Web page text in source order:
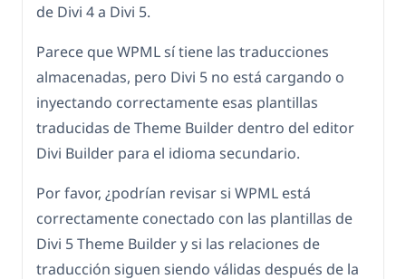
de Divi 4 a Divi 5.
Parece que WPML sí tiene las traducciones
almacenadas, pero Divi 5 no está cargando o
inyectando correctamente esas plantillas
traducidas de Theme Builder dentro del editor
Divi Builder para el idioma secundario.
Por favor, ¿podrían revisar si WPML está
correctamente conectado con las plantillas de
Divi 5 Theme Builder y si las relaciones de
traducción siguen siendo válidas después de la